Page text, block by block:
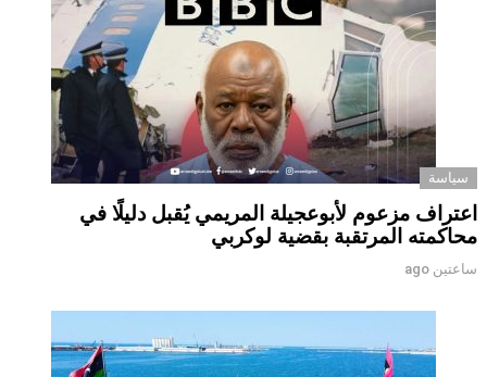
سياسة
اعتراف مزعوم لأبوعجيلة المريمي يُقبل دليلًا في
محاكمته المرتقبة بقضية لوكربي
ساعتين ago